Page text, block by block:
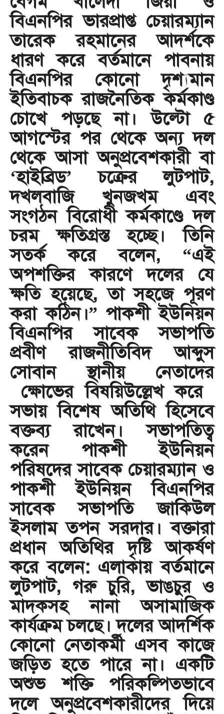
বিএনপির ভারপ্রাপ্ত চেয়ারম্যান
তারেক রহমানের আদর্শকে
ধারণ করে বর্তমানে পাবনায়
বিএনপির কোনো দৃশ্যমান
ইতিবাচক রাজনৈতিক কর্মকাণ্ড
চোখে পড়ছে না। উল্টো ৫
আগস্টের পর থেকে অন্য দল
থেকে আসা অনুপ্রবেশকারী বা
‘হাইব্রিড’ চক্রের লুটপাট,
দখলবাজি খুনজখম এবং
সংগঠন বিরোধী কর্মকাণ্ডে দল
চরম ক্ষতিগ্রস্ত হচ্ছে। তিনি
সতর্ক করে বলেন, “এই
অপশক্তির কারণে দলের যে
ক্ষতি হয়েছে, তা সহজে পূরণ
করা কঠিন।” পাকশী ইউনিয়ন
বিএনপির সাবেক সভাপতি
প্রবীণ রাজনীতিবিদ আব্দুস
সোবান ​স্থানীয় নেতাদের
ক্ষোভের বিষয়িউল্লেখ করে ​
সভায় বিশেষ অতিথি হিসেবে
বক্তব্য রাখেন। সভাপতিত্ব
করেন পাকশী ইউনিয়ন
পরিষদের সাবেক চেয়ারম্যান ও
পাকশী ইউনিয়ন বিএনপির
সাবেক সভাপতি জাকিউল
ইসলাম তপন সরদার। ​বক্তারা
প্রধান অতিথির দৃষ্টি আকর্ষণ
করে বলেন: ​এলাকায় বর্তমানে
লুটপাট, গরু চুরি, ভাঙচুর ও
মাদকসহ নানা অসামাজিক
কার্যক্রম চলছে। ​দলের আদর্শিক
কোনো নেতাকর্মী এসব কাজে
জড়িত হতে পারে না। ​একটি
অশুভ শক্তি পরিকল্পিতভাবে
দলে অনুপ্রবেশকারীদের দিয়ে